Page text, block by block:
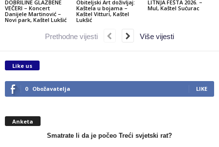
DOBRILINE GLAZBENE
VEČERI – Koncert
Danijele Martinović –
Novi park, Kaštel Lukšić
Obiteljski Art doživljaj:
Kaštela u bojama –
Kaštel Vitturi, Kaštel
Lukšić
LITNJA FEŠTA 2026. –
Mul, Kaštel Sućurac
Prethodne vijesti Više vijesti
Like us
0 Obožavatelja LIKE
Anketa
Smatrate li da je počeo Treći svjetski rat?